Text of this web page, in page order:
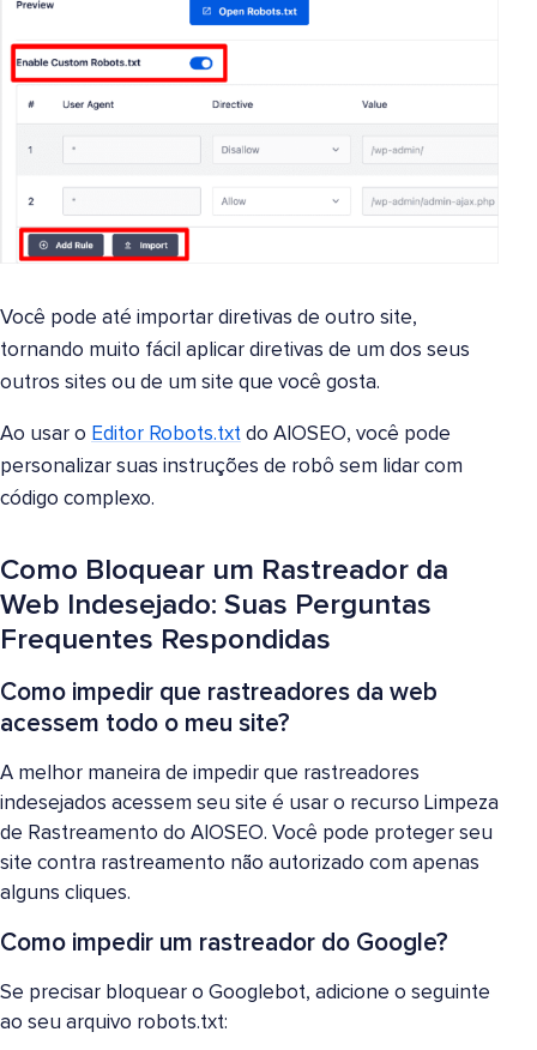
Você pode até importar diretivas de outro site,
tornando muito fácil aplicar diretivas de um dos seus
outros sites ou de um site que você gosta.
Ao usar o Editor Robots.txt do AIOSEO, você pode
personalizar suas instruções de robô sem lidar com
código complexo.
Como Bloquear um Rastreador da
Web Indesejado: Suas Perguntas
Frequentes Respondidas
Como impedir que rastreadores da web
acessem todo o meu site?
A melhor maneira de impedir que rastreadores
indesejados acessem seu site é usar o recurso Limpeza
de Rastreamento do AIOSEO. Você pode proteger seu
site contra rastreamento não autorizado com apenas
alguns cliques.
Como impedir um rastreador do Google?
Se precisar bloquear o Googlebot, adicione o seguinte
ao seu arquivo robots.txt: